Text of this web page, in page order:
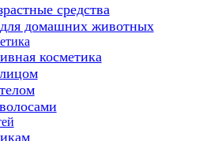
средства
домашних животных
косметика